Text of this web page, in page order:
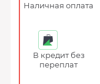
Наличная оплата
В кредит без
переплат